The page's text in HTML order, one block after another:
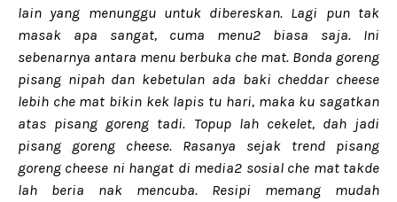
lain yang menunggu untuk dibereskan. Lagi pun tak
masak apa sangat, cuma menu2 biasa saja. Ini
sebenarnya antara menu berbuka che mat. Bonda goreng
pisang nipah dan kebetulan ada baki cheddar cheese
lebih che mat bikin kek lapis tu hari, maka ku sagatkan
atas pisang goreng tadi. Topup lah cekelet, dah jadi
pisang goreng cheese. Rasanya sejak trend pisang
goreng cheese ni hangat di media2 sosial che mat takde
lah beria nak mencuba. Resipi memang mudah